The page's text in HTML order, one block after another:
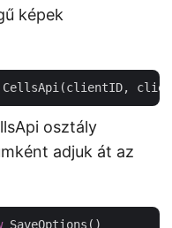
képek
osztály
adjuk át az